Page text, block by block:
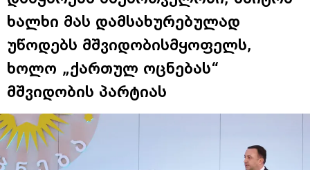
ხალხი მას დამსახურებულად
უწოდებს მშვიდობისმყოფელს,
ხოლო „ქართულ ოცნებას“
მშვიდობის პარტიას